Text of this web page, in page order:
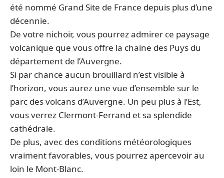
été nommé Grand Site de France depuis plus d’une
décennie.
De votre nichoir, vous pourrez admirer ce paysage
volcanique que vous offre la chaine des Puys du
département de l’Auvergne.
Si par chance aucun brouillard n’est visible à
l’horizon, vous aurez une vue d’ensemble sur le
parc des volcans d’Auvergne. Un peu plus à l’Est,
vous verrez Clermont-Ferrand et sa splendide
cathédrale.
De plus, avec des conditions météorologiques
vraiment favorables, vous pourrez apercevoir au
loin le Mont-Blanc.